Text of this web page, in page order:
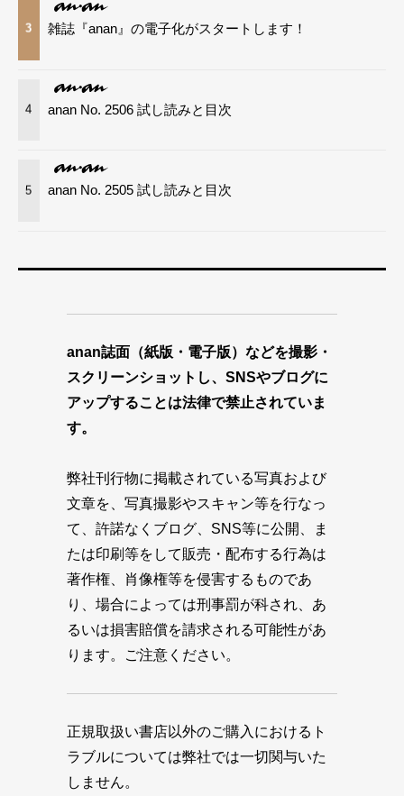
3 雑誌『anan』の電子化がスタートします！
4 anan No. 2506 試し読みと目次
5 anan No. 2505 試し読みと目次
anan誌面（紙版・電子版）などを撮影・
スクリーンショットし、SNSやブログに
アップすることは法律で禁止されていま
す。
弊社刊行物に掲載されている写真および
文章を、写真撮影やスキャン等を行なっ
て、許諾なくブログ、SNS等に公開、ま
たは印刷等をして販売・配布する行為は
著作権、肖像権等を侵害するものであ
り、場合によっては刑事罰が科され、あ
るいは損害賠償を請求される可能性があ
ります。ご注意ください。
正規取扱い書店以外のご購入におけるト
ラブルについては弊社では一切関与いた
しません。